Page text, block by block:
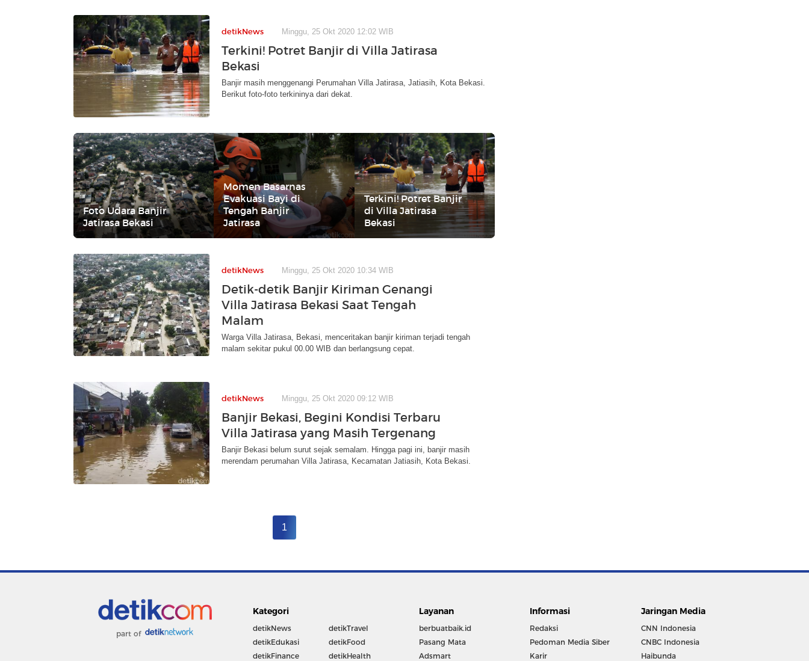
detikNews Minggu, 25 Okt 2020 12:02 WIB
Terkini! Potret Banjir di Villa Jatirasa
Bekasi
Banjir masih menggenangi Perumahan Villa Jatirasa, Jatiasih, Kota Bekasi.
Berikut foto-foto terkininya dari dekat.
Foto Udara Banjir
Jatirasa Bekasi
Momen Basarnas
Evakuasi Bayi di
Tengah Banjir
Jatirasa
Terkini! Potret Banjir
di Villa Jatirasa
Bekasi
detikNews Minggu, 25 Okt 2020 10:34 WIB
Detik-detik Banjir Kiriman Genangi
Villa Jatirasa Bekasi Saat Tengah
Malam
Warga Villa Jatirasa, Bekasi, menceritakan banjir kiriman terjadi tengah
malam sekitar pukul 00.00 WIB dan berlangsung cepat.
detikNews Minggu, 25 Okt 2020 09:12 WIB
Banjir Bekasi, Begini Kondisi Terbaru
Villa Jatirasa yang Masih Tergenang
Banjir Bekasi belum surut sejak semalam. Hingga pagi ini, banjir masih
merendam perumahan Villa Jatirasa, Kecamatan Jatiasih, Kota Bekasi.
1
part of
Kategori
detikNews
detikEdukasi
detikFinance
detikTravel
detikFood
detikHealth
Layanan
berbuatbaik.id
Pasang Mata
Adsmart
Informasi
Redaksi
Pedoman Media Siber
Karir
Jaringan Media
CNN Indonesia
CNBC Indonesia
Haibunda